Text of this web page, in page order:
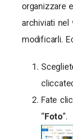
organizzare
archiviati
modificarli.
Fate
“Foto”.